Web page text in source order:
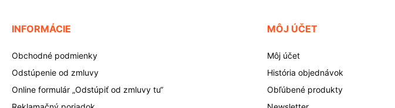
INFORMÁCIE
Obchodné podmienky
Odstúpenie od zmluvy
Online formulár „Odstúpiť od zmluvy tu“
MÔJ ÚČET
Môj účet
História objednávok
Obľúbené produkty